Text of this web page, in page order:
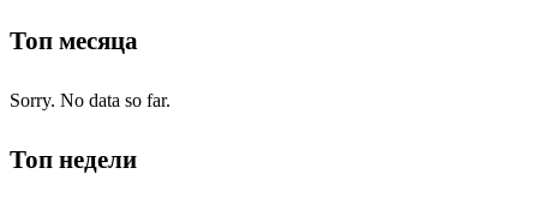
Топ месяца
Sorry. No data so far.
Топ недели